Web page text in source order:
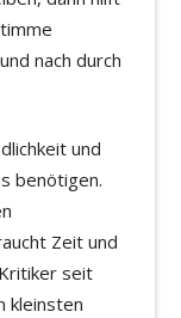
nach durch
und
benötigen.
Zeit und
seit
kleinsten